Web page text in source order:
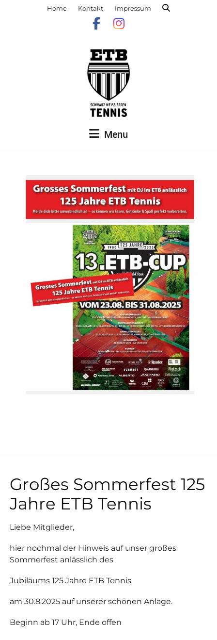
Home Kontakt Impressum
Menu
Großes Sommerfest 125
Jahre ETB Tennis
Liebe Mitglieder,
hier nochmal der Hinweis auf unser großes
Sommerfest anlässlich des
Jubiläums 125 Jahre ETB Tennis
am 30.8.2025 auf unserer schönen Anlage.
Beginn ab 17 Uhr, Ende offen